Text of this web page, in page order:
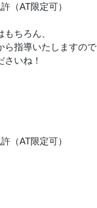
（AT限定可）
ちろん、
ら指導いたしますので
さいね！
（AT限定可）